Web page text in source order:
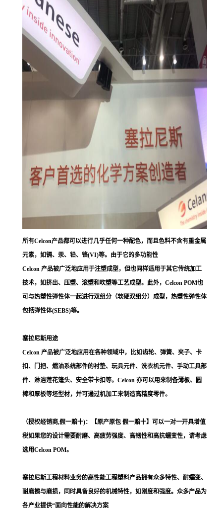
所有Celcon产品都可以进行几乎任何一种配色，而且色料不含有重金属
元素，如镉、汞、铅、铬(VI)等。由于它的多功能性
Celcon 产品被广泛地应用于注塑成型，但也同样适用于其它传统加工
技术，如挤出、压塑、滚塑和吹塑等工艺成型。此外，Celcon POM也
可与热塑性弹性体一起进行双组分（软硬双组分）成型，热塑性弹性体
包括弹性体(SEBS)等。
塞拉尼斯用途
Celcon 产品被广泛地应用在各种领域中，比如齿轮、弹簧、夹子、卡
扣、门把、燃油系统部件的衬垫、玩具元件、洗衣机元件、手动工具部
件、淋浴莲花篷头、安全带卡扣等。Celcon 亦可以用来制备薄板、圆
棒和厚板等坯型材，并可通过机加工来制造高精度零件。
（授权经销商,假一赔十)：【原产原包 假一赔十】可以一对一开具增值
税如果您的设计需要耐磨、高疲劳强度、高韧性和高抗蠕变性，请考虑
选用Celcon POM。
塞拉尼斯工程材料业务的高性能工程塑料产品拥有众多特性、耐蠕变、
耐磨擦与磨损，同时具备良好的机械特性，如刚度和强度。众多产品为
各产业提供“面向性能的解决方案